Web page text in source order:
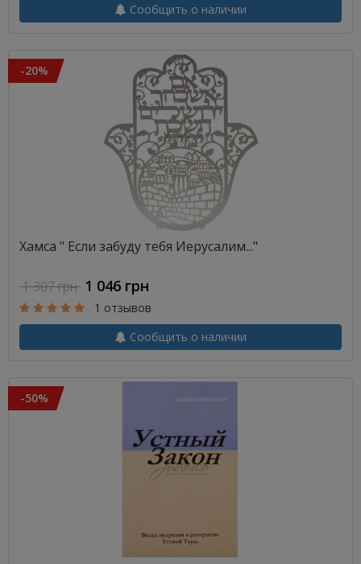
Сообщить о наличии
-20%
Хамса " Если забуду тебя Иерусалим..."
1 307 грн 1 046 грн
1 отзывов
Сообщить о наличии
-50%